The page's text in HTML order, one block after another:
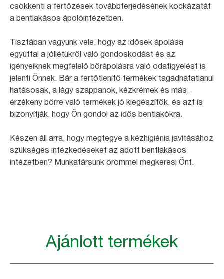
csökkenti a fertőzések továbbterjedésének kockázatát
a bentlakásos ápolóintézetben.
Tisztában vagyunk vele, hogy az idősek ápolása
egyúttal a jóllétükről való gondoskodást és az
igényeiknek megfelelő bőrápolásra való odafigyelést is
jelenti Önnek. Bár a fertőtlenítő termékek tagadhatatlanul
hatásosak, a lágy szappanok, kézkrémek és más,
érzékeny bőrre való termékek jó kiegészítők, és azt is
bizonyítják, hogy Ön gondol az idős bentlakókra.
Készen áll arra, hogy megtegye a kézhigiénia javításához
szükséges intézkedéseket az adott bentlakásos
intézetben? Munkatársunk örömmel megkeresi Önt.
Ajánlott termékek